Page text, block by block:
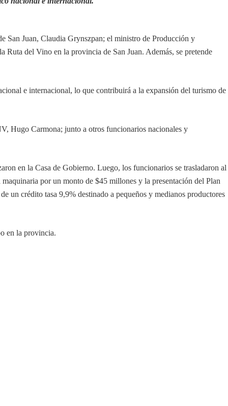
San Juan, Claudia Grynszpan; el ministro de Producción y
del Vino en la provincia de San Juan. Además, se pretende
e internacional, lo que contribuirá a la expansión del turismo de
Hugo Carmona; junto a otros funcionarios nacionales y
en la Casa de Gobierno. Luego, los funcionarios se trasladaron al
por un monto de $45 millones y la presentación del Plan
un crédito tasa 9,9% destinado a pequeños y medianos productores
en la provincia.